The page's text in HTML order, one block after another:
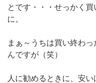
とです・・・せっかく
に。
まぁ～うちは買い終わ
んですが（笑）
人に勧めるときに、安